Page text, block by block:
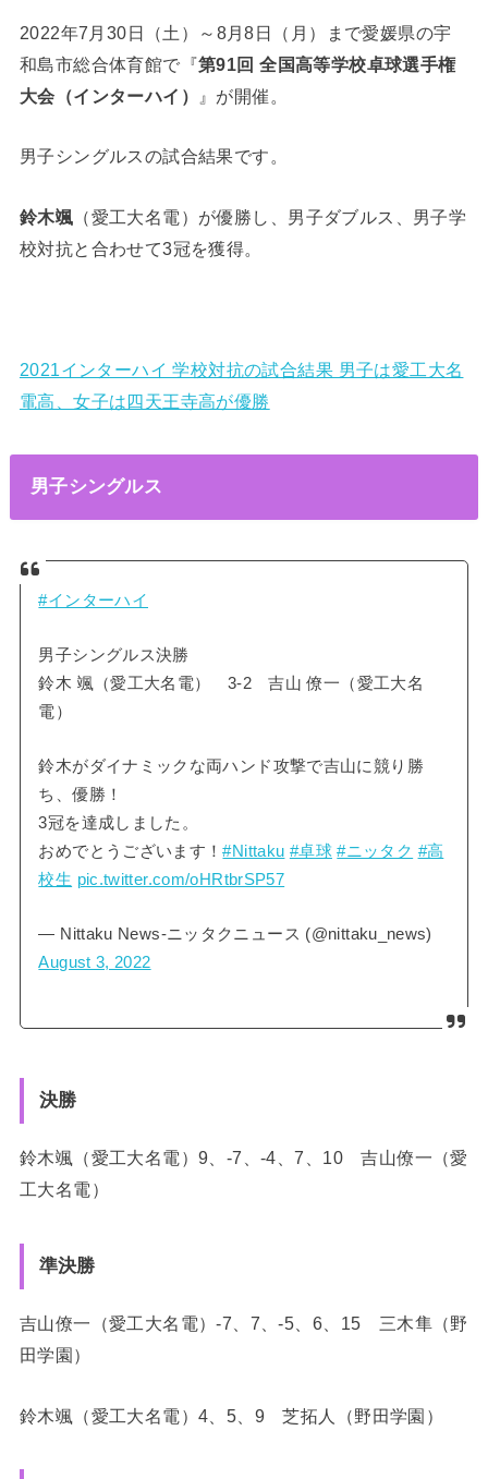
2022年7月30日（土）～8月8日（月）まで愛媛県の宇
和島市総合体育館で『第91回 全国高等学校卓球選手権
大会（インターハイ）
』が開催。
男子シングルスの試合結果です。
鈴木颯 （愛工大名電）が優勝し、男子ダブルス、男子学
校対抗と合わせて3冠を獲得。
2021インターハイ 学校対抗の試合結果 男子は愛工大名
電高、女子は四天王寺高が優勝
男子シングルス
#インターハイ
男子シングルス決勝
鈴木 颯（愛工大名電） 3-2 吉山 僚一（愛工大名
電）
鈴木がダイナミックな両ハンド攻撃で吉山に競り勝
ち、優勝！
3冠を達成しました。
おめでとうございます！#Nittaku #卓球 #ニッタク #高
校生 pic.twitter.com/oHRtbrSP57
— Nittaku News-ニッタクニュース (@nittaku_news)
August 3, 2022
決勝
鈴木颯（愛工大名電）9、-7、-4、7、10 吉山僚一（愛
工大名電）
準決勝
吉山僚一（愛工大名電）-7、7、-5、6、15 三木隼（野
田学園）
鈴木颯（愛工大名電）4、5、9 芝拓人（野田学園）